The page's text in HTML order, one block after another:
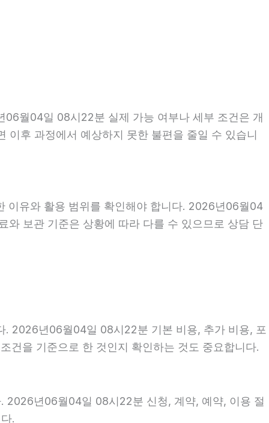
월04일 08시22분 실제 가능 여부나 세부 조건은 개
이후 과정에서 예상하지 못한 불편을 줄일 수 있습니
이유와 활용 범위를 확인해야 합니다. 2026년06월04
와 보관 기준은 상황에 따라 다를 수 있으므로 상담 단
. 2026년06월04일 08시22분 기본 비용, 추가 비용, 포
건을 기준으로 한 것인지 확인하는 것도 중요합니다.
2026년06월04일 08시22분 신청, 계약, 예약, 이용 절
.